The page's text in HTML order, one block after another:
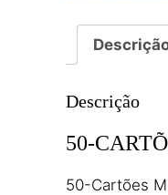
Descrição
50-
50-Cartões